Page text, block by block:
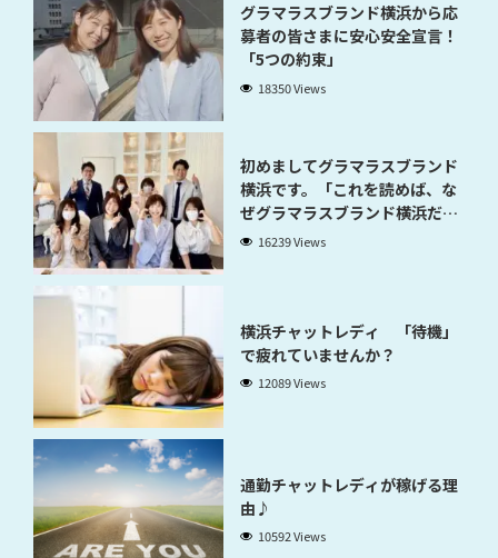
グラマラスブランド横浜から応
募者の皆さまに安心安全宣言！
「5つの約束」
18350 Views
初めましてグラマラスブランド
横浜です。「これを読めば、な
ぜグラマラスブランド横浜だと
稼げるのかが分かります」
16239 Views
横浜チャットレディ 「待機」
で疲れていませんか？
12089 Views
通勤チャットレディが稼げる理
由♪
10592 Views